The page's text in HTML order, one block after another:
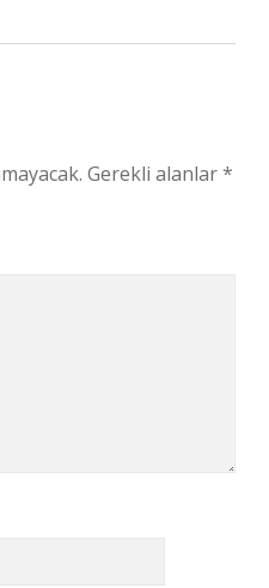
Gerekli alanlar*